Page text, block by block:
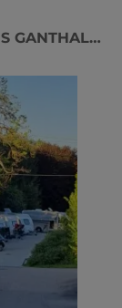
GÄSTEHAUS GANTHALER